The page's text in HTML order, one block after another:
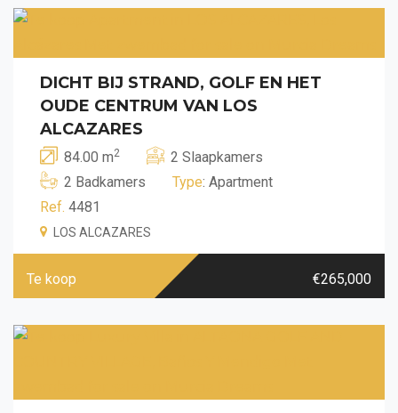
DICHT BIJ STRAND, GOLF EN HET
OUDE CENTRUM VAN LOS
ALCAZARES
84.00 m2
2 Slaapkamers
2 Badkamers
Type: Apartment
Ref. 4481
LOS ALCAZARES
Te koop €265,000